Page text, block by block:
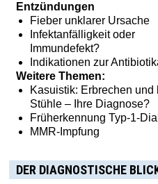
Haben Sie Interesse an
Sie einfach hier:[MTX]-Shop
Entzündungen
Fieber unklarer Ursache
Infektanfälligkeit oder
Immundefekt?
Indikationen zur
Weitere Themen:
Kasuistik: Erbrechen und
Stühle – Ihre Diagnose?
Früherkennung Typ-1-
MMR-Impfung
DER DIAGNOSTISCHE